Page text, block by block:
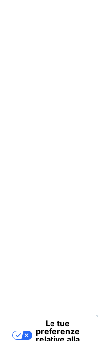
Le tue
preferenze
relative alla